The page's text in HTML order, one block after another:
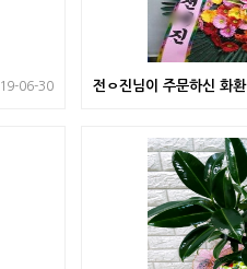
19-06-30 전ㅇ진님이 주문하신 화환